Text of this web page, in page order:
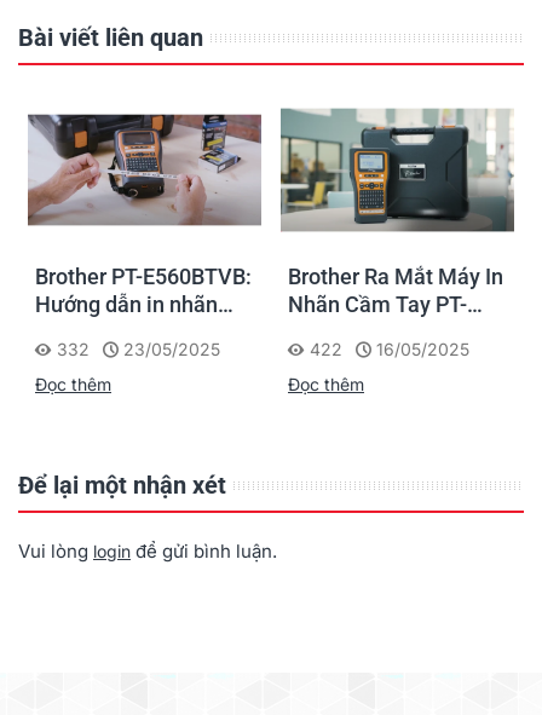
Bài viết liên quan
Brother PT-E560BTVB:
Hướng dẫn in nhãn
Điện - Mạng dễ dàng
332
23/05/2025
Đọc thêm
Brother Ra Mắt Máy In
Nhãn Cầm Tay PT-
E560BTVP Mới
422
16/05/2025
Đọc thêm
Để lại một nhận xét
Vui lòng login để gửi bình luận.